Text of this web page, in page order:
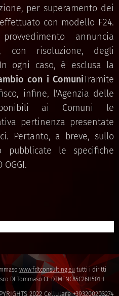
per superamento dei
con modello F24.
annuncia
con risoluzione, degli
ogni caso, è esclusa la
con i ComuniTramite
infine, l'Agenzia delle
ai Comuni le
pertinenza presentate
Pertanto, a breve, sullo
pubblicate le specifiche
OGGI.
www.fdtconsulting.eu tutti i diritti
DI Tommaso CF DTMFNC85C26H501H.
2022 Cellulare +393200203274